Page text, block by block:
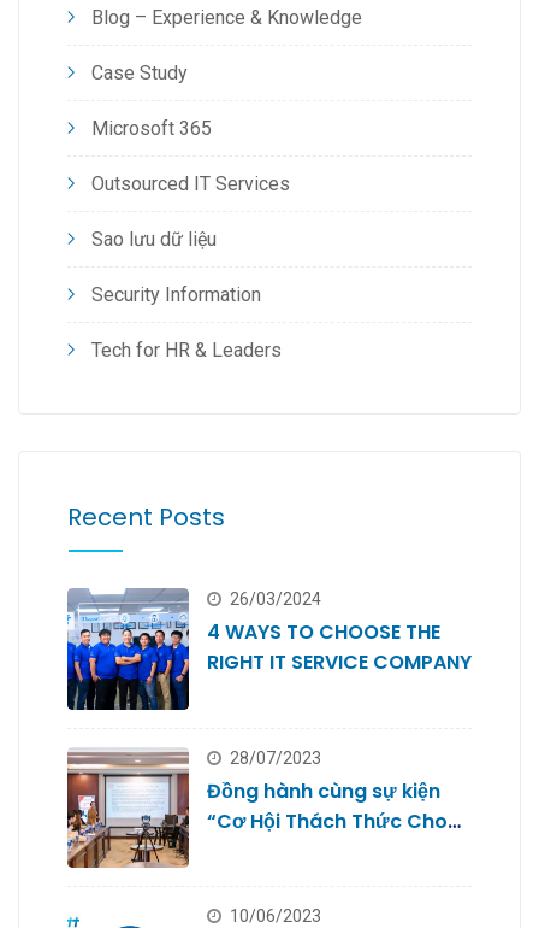
Blog – Experience & Knowledge
Case Study
Microsoft 365
Outsourced IT Services
Sao lưu dữ liệu
Security Information
Tech for HR & Leaders
Recent Posts
26/03/2024
4 WAYS TO CHOOSE THE
RIGHT IT SERVICE COMPANY
28/07/2023
Đồng hành cùng sự kiện
“Cơ Hội Thách Thức Cho
10/06/2023